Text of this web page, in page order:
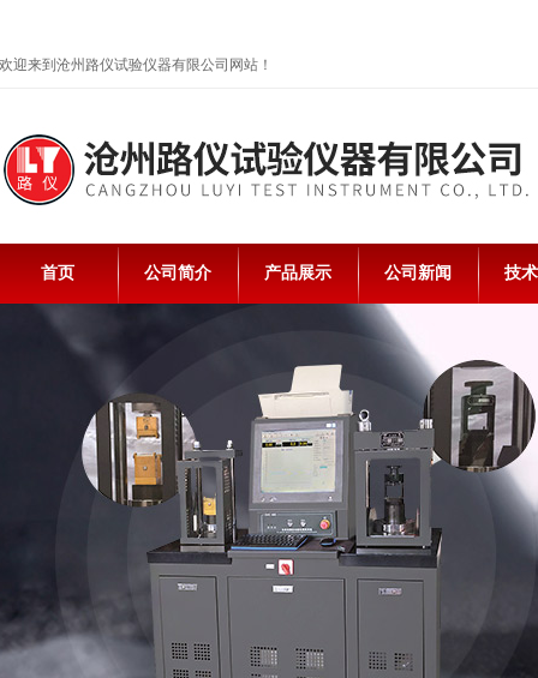
欢迎来到沧州路仪试验仪器有限公司网站！
首页 公司简介 产品展示 公司新闻 技